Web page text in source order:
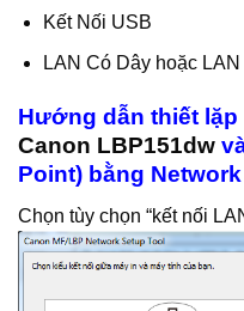
Kết Nối USB
LAN Có Dây hoặc
Hướng dẫn thiết
Canon LBP151dw
Point) bằng
Chọn tùy chọn “kết nối